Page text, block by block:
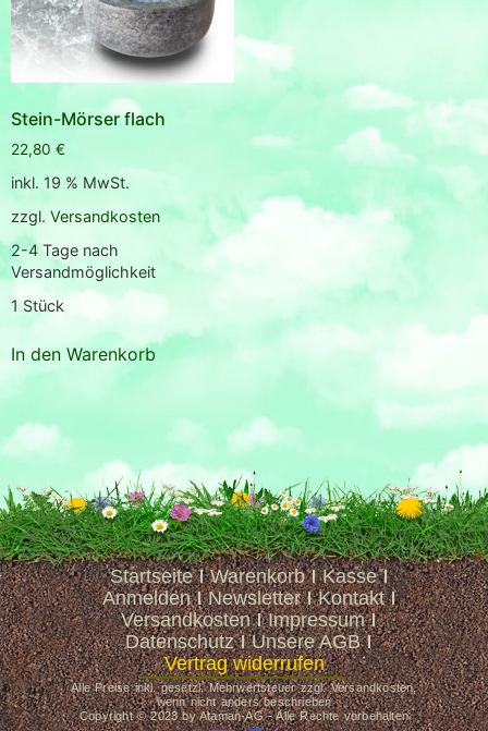
Stein-Mörser flach
22,80 €
inkl. 19 % MwSt.
zzgl. Versandkosten
2-4 Tage nach
Versandmöglichkeit
1 Stück
In den Warenkorb
Startseite Warenkorb
Kasse
Anmelden
Newsletter
Kontakt
Versandkosten
Impressum
Datenschutz
Unsere AGB
Vertrag widerrufen
Alle Preise inkl. gesetzl. Mehrwertsteuer zzgl. Versandkosten,
wenn nicht anders beschrieben
Copyright © 2023 by Ataman-AG - Alle Rechte vorbehalten